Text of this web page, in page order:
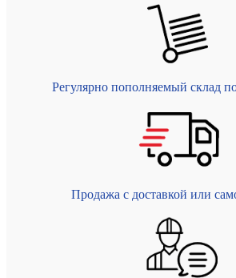
Регулярно пополняемый склад
Продажа с доставкой или